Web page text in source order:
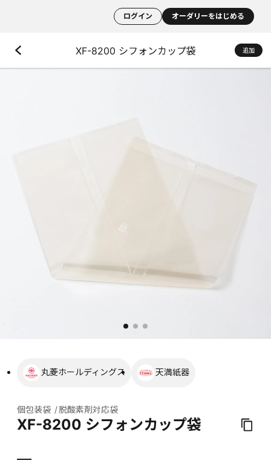
ログイン オーダリーをはじめる
XF-8200 シフォンカップ袋 追加
丸菱ホールディングス 天満紙器
個包装袋 脱酸素剤対応袋
XF-8200 シフォンカップ袋